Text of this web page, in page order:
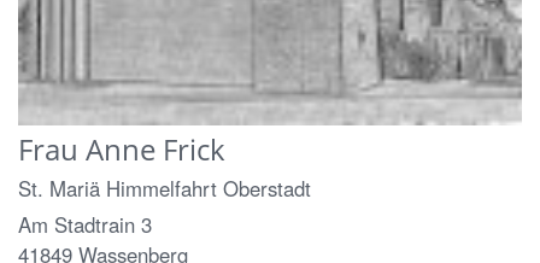
Frau Anne Frick
St. Mariä Himmelfahrt Oberstadt
Am Stadtrain 3
41849 Wassenberg